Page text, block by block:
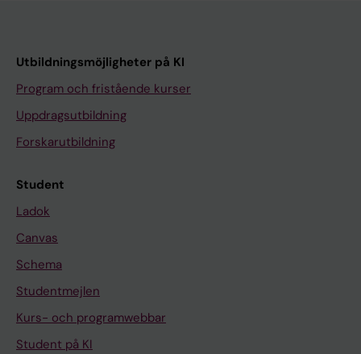
Utbildningsmöjligheter på KI
Program och fristående kurser
Uppdragsutbildning
Forskarutbildning
Student
Ladok
Canvas
Schema
Studentmejlen
Kurs- och programwebbar
Student på KI